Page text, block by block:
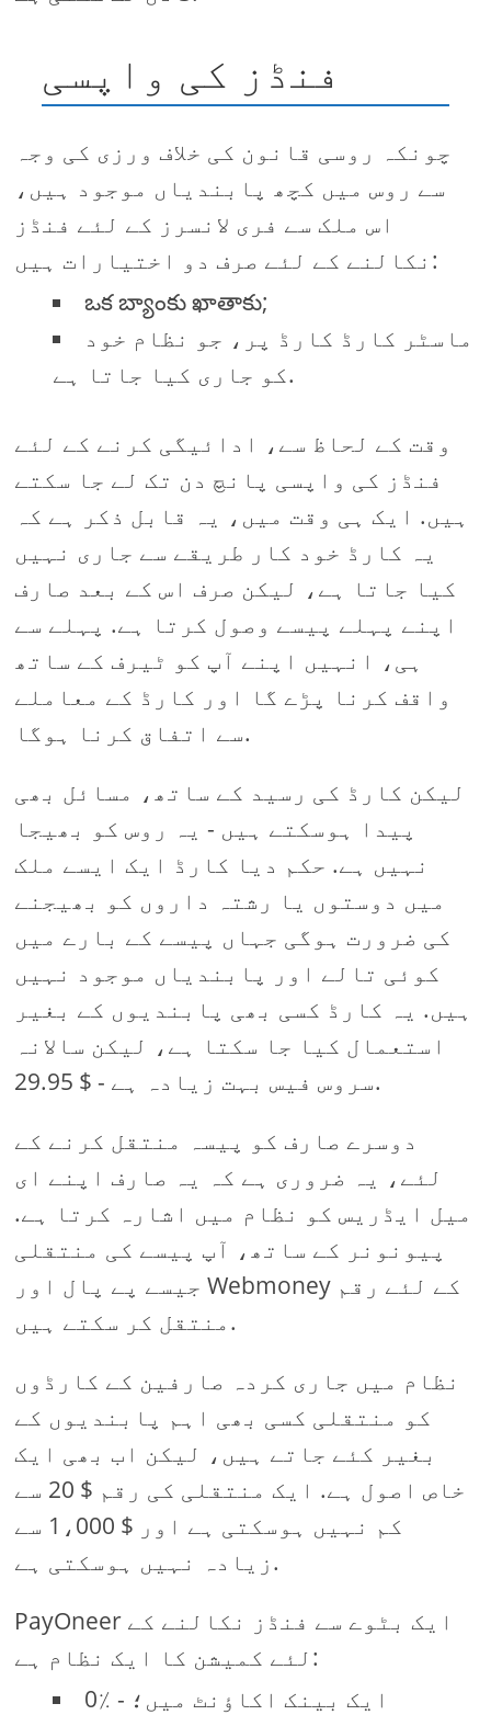
فنڈز کی واپسی
چونکہ روسی قانون کی خلاف ورزی کی وجہ
سے روس میں کچھ پابندیاں موجود ہیں،
اس ملک سے فری لانسرز کے لئے فنڈز
نکالنے کے لئے صرف دو اختیارات ہیں:
ఒక బ్యాంకు ఖాతాకు;
ماسٹر کارڈ کارڈ پر، جو نظام خود
کو جاری کیا جاتا ہے.
وقت کے لحاظ سے، ادائیگی کرنے کے لئے
فنڈز کی واپسی پانچ دن تک لے جا سکتے
ہیں. ایک ہی وقت میں، یہ قابل ذکر ہے کہ
یہ کارڈ خود کار طریقے سے جاری نہیں
کیا جاتا ہے، لیکن صرف اس کے بعد صارف
اپنے پہلے پیسے وصول کرتا ہے. پہلے سے
ہی، انہیں اپنے آپ کو ٹیرف کے ساتھ
واقف کرنا پڑے گا اور کارڈ کے معاملے
سے اتفاق کرنا ہوگا.
لیکن کارڈ کی رسید کے ساتھ، مسائل بھی
پیدا ہوسکتے ہیں - یہ روس کو بھیجا
نہیں ہے. حکم دیا کارڈ ایک ایسے ملک
میں دوستوں یا رشتہ داروں کو بھیجنے
کی ضرورت ہوگی جہاں پیسے کے بارے میں
کوئی تالے اور پابندیاں موجود نہیں
ہیں. یہ کارڈ کسی بھی پابندیوں کے بغیر
استعمال کیا جا سکتا ہے، لیکن سالانہ
سروس فیس بہت زیادہ ہے - $ 29.95.
دوسرے صارف کو پیسہ منتقل کرنے کے
لئے، یہ ضروری ہے کہ یہ صارف اپنے ای
میل ایڈریس کو نظام میں اشارہ کرتا ہے.
پیونونر کے ساتھ، آپ پیسے کی منتقلی
جیسے پے پال اور Webmoney کے لئے رقم
منتقل کر سکتے ہیں.
نظام میں جاری کردہ صارفین کے کارڈوں
کو منتقلی کسی بھی اہم پابندیوں کے
بغیر کئے جاتے ہیں، لیکن اب بھی ایک
خاص اصول ہے. ایک منتقلی کی رقم $ 20 سے
کم نہیں ہوسکتی ہے اور $ 1،000 سے
زیادہ نہیں ہوسکتی ہے.
PayOneer ایک بٹوے سے فنڈز نکالنے کے
لئے کمیشن کا ایک نظام ہے:
0٪ - ایک بینک اکاؤنٹ میں؛